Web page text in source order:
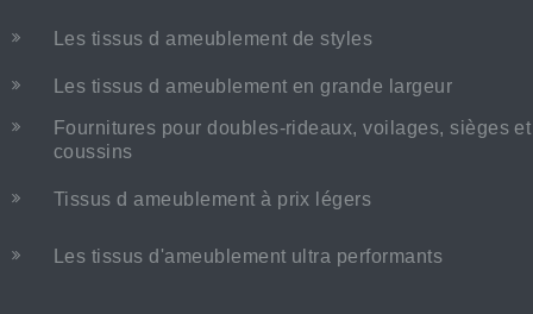
Les tissus d ameublement de styles
Les tissus d ameublement en grande largeur
Fournitures pour doubles-rideaux, voilages, sièges et
coussins
Tissus d ameublement à prix légers
Les tissus d'ameublement ultra performants